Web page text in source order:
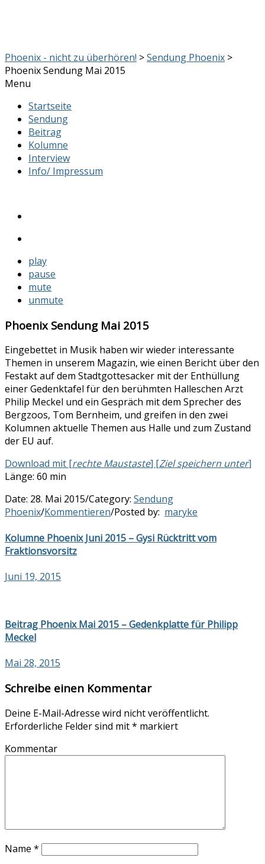
Phoenix - nicht zu überhören! >Sendung Phoenix >
Phoenix Sendung Mai 2015
Menu
Startseite
Sendung
Beitrag
Kolumne
Interview
Info/ Impressum
play
pause
mute
unmute
Phoenix Sendung Mai 2015
Eingebettet in Musik haben wir wieder interessante
Themen in unserem Magazin, wie einen Bericht über den
Festakt auf dem Stadtgottesacker mit der Enthüllung
einer Gedenktafel für den berühmten Halleschen Arzt
Philip Meckel und ein Gespräch mit dem Sprecher des
Bergzoos, Tom Bernheim, und greifen in den zwei
Kolumnen aktuelle Themen aus Halle und zum Zustand
der EU auf.
Download mit [rechte Maustaste] [Ziel speichern unter]
Länge: 60 min
Date: 28. Mai 2015/Category: Sendung
Phoenix/Kommentieren/Posted by: maryke
Kolumne Phoenix Juni 2015 – Gysi Rücktritt vom
Fraktionsvorsitz
Juni 19, 2015
Beitrag Phoenix Mai 2015 – Gedenkplatte für Philipp
Meckel
Mai 28, 2015
Schreibe einen Kommentar
Deine E-Mail-Adresse wird nicht veröffentlicht.
Erforderliche Felder sind mit* markiert
Kommentar
Name *